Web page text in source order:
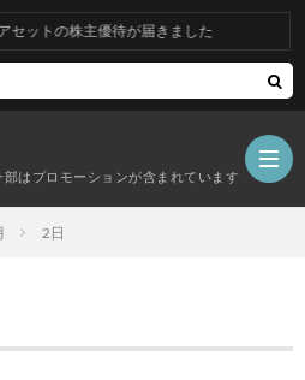
はプロモーションが含まれています
ットの株主優待が届きました
2日